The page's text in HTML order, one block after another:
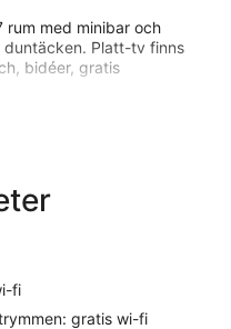
rum med minibar och
duntäcken. Platt-tv finns
bidéer, gratis
tillhandahåller
tillgängliga på plats
promenad från Lutande
hotell med 4 stjärnor har
och en restaurang,
fi
gratis wi-fi